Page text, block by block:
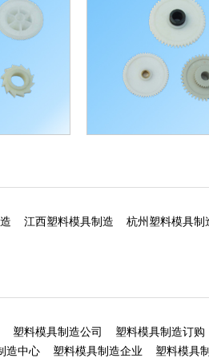
江西塑料模具制造 杭州塑料模具制
塑料模具制造公司 塑料模具制造订购
造中心 塑料模具制造企业 塑料模具